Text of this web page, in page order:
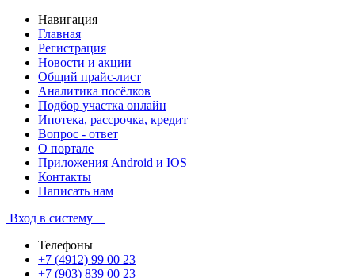
Навигация
Главная
Регистрация
Новости и акции
Общий прайс-лист
Аналитика посёлков
Подбор участка онлайн
Ипотека, рассрочка, кредит
Вопрос - ответ
О портале
Приложения Android и IOS
Контакты
Написать нам
Вход в систему
Телефоны
+7 (4912) 99 00 23
+7 (903) 839 00 23